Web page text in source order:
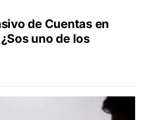
de Cuentas en
uno de los